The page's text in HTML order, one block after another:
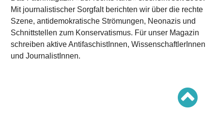
Ausgabe 219
Ausgabe 217
Ausgabe 216
Mit journalistischer Sorgfalt berichten wir über die rechte
Szene, antidemokratische Strömungen, Neonazis und
Schnittstellen zum Konservatismus. Für unser Magazin
schreiben aktive AntifaschistInnen, WissenschaftlerInnen
und JournalistInnen.